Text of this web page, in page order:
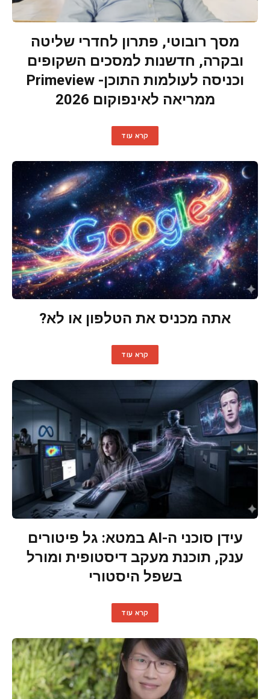
מסך רובוטי, פתרון לחדרי שליטה
ובקרה, חדשנות למסכים השקופים
וכניסה לעולמות התוכן- Primeview
ממריאה לאינפוקום 2026
קרא עוד
אתה מכניס את הטלפון או לא?
קרא עוד
עידן סוכני ה-AI במטא: גל פיטורים
ענק, תוכנת מעקב דיסטופית ומורל
בשפל היסטורי
קרא עוד